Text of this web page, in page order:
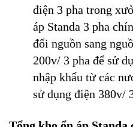
điện 3 pha trong
áp Standa 3 pha
đổi nguồn sang
200v/ 3 pha để sử
nhập khẩu từ các
sử dụng điện 380v/